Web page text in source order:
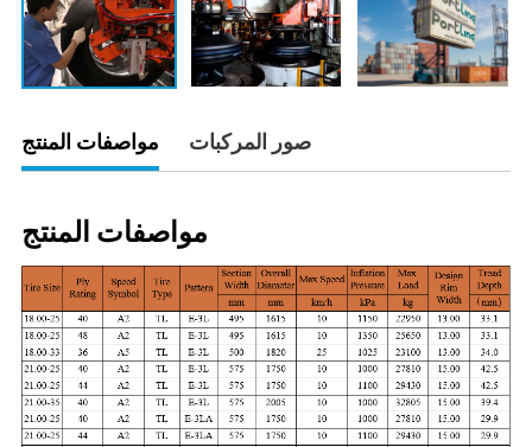
مواصفات المنتج صور المركبات
مواصفات المنتج